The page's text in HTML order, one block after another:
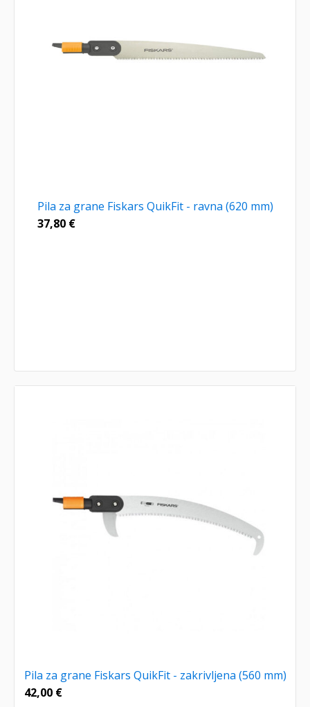
Pila za grane Fiskars QuikFit - ravna (620 mm)
37,80 €
Pila za grane Fiskars QuikFit - zakrivljena (560 mm)
42,00 €